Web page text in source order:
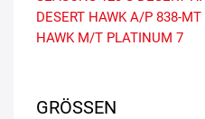
DESERT HAWK A/P 838-MT
HAWK M/T PLATINUM 7
GRÖSSEN